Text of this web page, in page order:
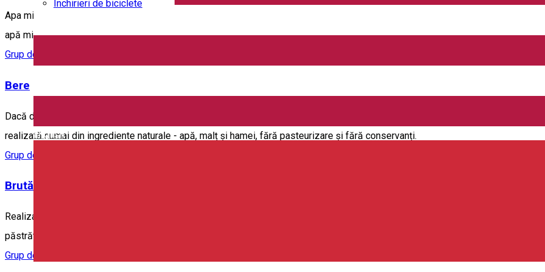
English
Închirieri de biciclete
Apa minerală Perla Harghitei este o minune a naturii: fără intervenţie umană, apa minerală este microbiologic pură şi perfect
apă minerală naturală în statele Uniunii Europene, certificarea fiind făcută în Germania.
Grup de produse tradiționale
Bere
Dacă doriți să aflați secretele fabricării berii artizanale Csíki Sör, opriți-vă pentru o vizită cu degustare la Fabrica de bere din
realizată numai din ingrediente naturale - apă, malț și hamei, fără pasteurizare și fără conservanți.
Grup de produse tradiționale
Brutărie
Realizate din ingrediente proaspete, naturale, după rețete secuiești străvechi, produsele de panificație tradiționale sunt
păstrătoare ale obiceiurilor și savorilor secuiești.
Grup de produse tradiționale